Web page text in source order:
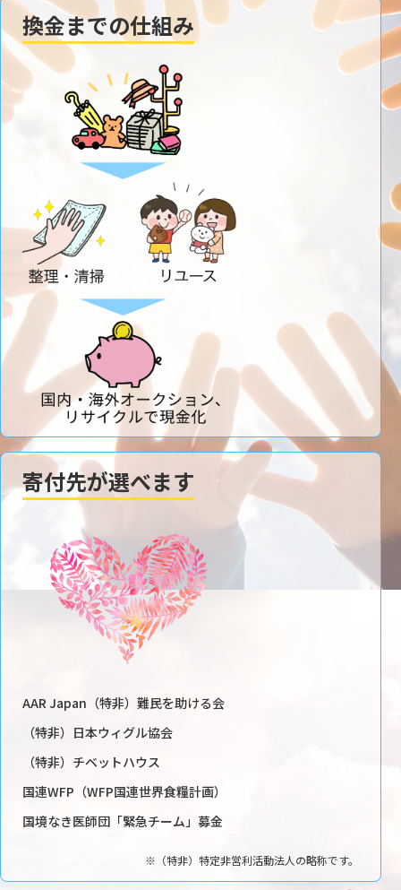
換金までの仕組み
寄付先が選べます
AAR Japan（特非）難民を助ける会
（特非）日本ウィグル協会
（特非）チベットハウス
国連WFP（WFP国連世界食糧計画）
国境なき医師団「緊急チーム」募金
※（特非）特定非営利活動法人の略称です。